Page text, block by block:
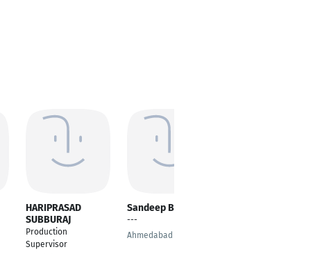
HARIPRASAD
SUBBURAJ
Production
Supervisor
Sandeep Bijarnia
---
Ahmedabad